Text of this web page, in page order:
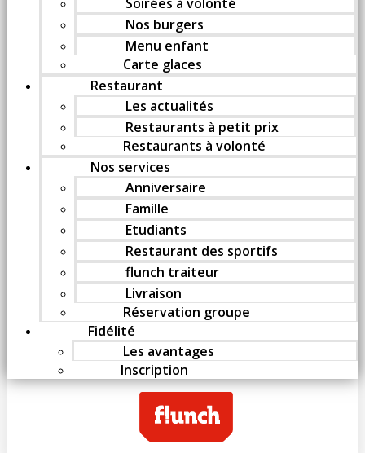
Nos burgers
Menu enfant
Carte glaces
Restaurant
Les actualités
Restaurants à petit prix
Restaurants à volonté
Nos services
Anniversaire
Famille
Etudiants
Restaurant des sportifs
flunch traiteur
Livraison
Réservation groupe
Fidélité
Les avantages
Inscription